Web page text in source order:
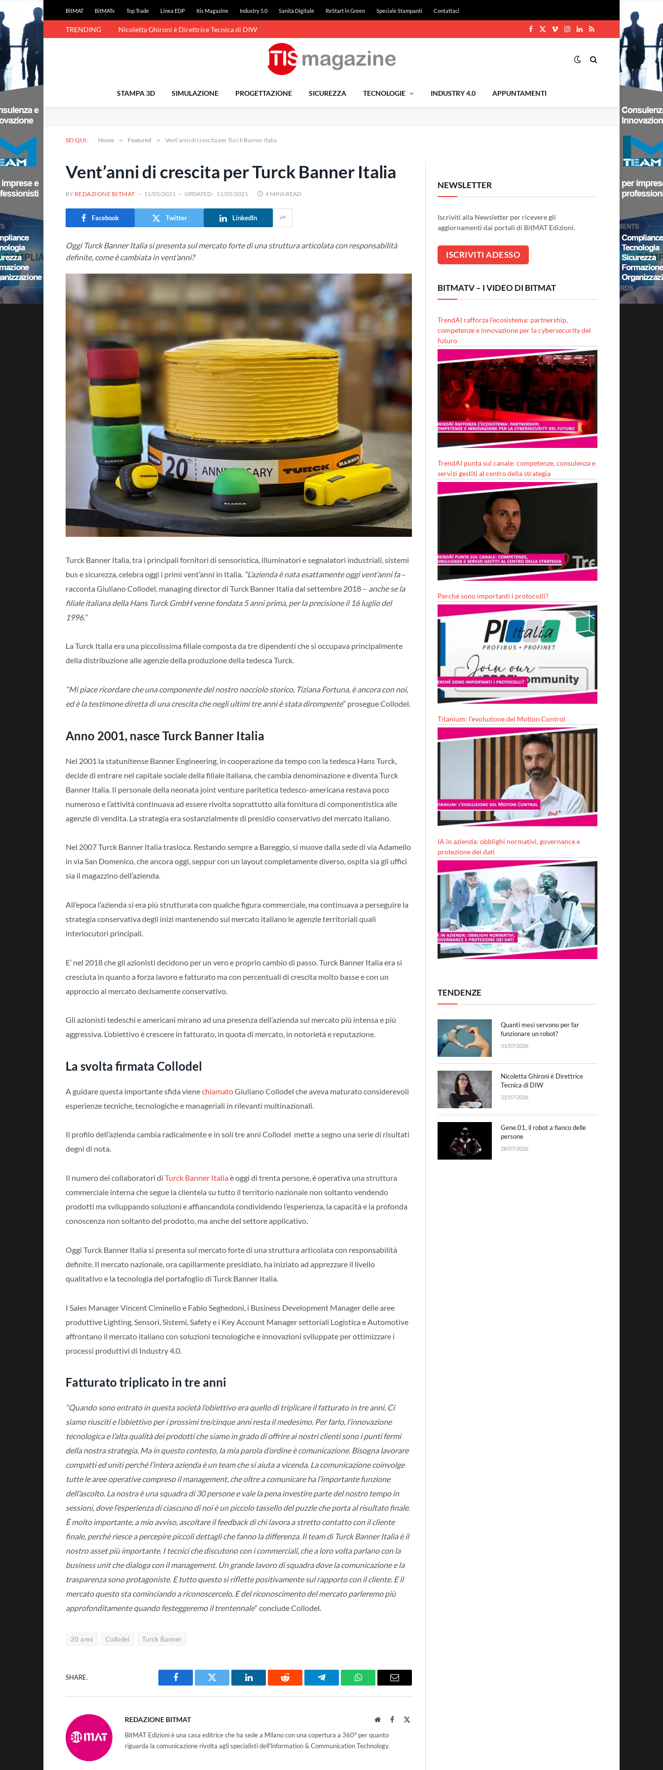
BitMAT BitMATv Top Trade Linea EDP Itis Magazine Industry 5.0 Sanità Digitale ReStart in Green Speciale Stampanti Contattaci
TRENDING Nicoletta Ghironi è Direttrice Tecnica di DIW
Facebook
X
VimeoInstagram
LinkedIn
RSS
STAMPA 3D SIMULAZIONE PROGETTAZIONE SICUREZZA TECNOLOGIE INDUSTRY 4.0 APPUNTAMENTI
SEI QUI: Home » Featured » Vent’anni di crescita per Turck Banner Italia
Vent’anni di crescita per Turck Banner Italia
BY REDAZIONE BITMAT 11/05/2021 UPDATED: 11/05/2021 4 MINS READ
Facebook Twitter LinkedIn
Oggi Turck Banner Italia si presenta sul mercato forte di una struttura articolata con responsabilità
definite, come è cambiata in vent’anni?
Turck Banner Italia, tra i principali fornitori di sensoristica, illuminatori e segnalatori industriali, sistemi
bus e sicurezza, celebra oggi i primi vent’anni in Italia. “L’azienda è nata esattamente oggi vent’anni fa–
racconta Giuliano Collodel, managing director di Turck Banner Italia dal settembre 2018 – anche se la
filiale italiana della Hans Turck GmbH venne fondata 5 anni prima, per la precisione il 16 luglio del
1996.”
La Turck Italia era una piccolissima filiale composta da tre dipendenti che si occupava principalmente
della distribuzione alle agenzie della produzione della tedesca Turck.
“Mi piace ricordare che una componente del nostro nocciolo storico, Tiziana Fortuna, è ancora con noi,
ed è la testimone diretta di una crescita che negli ultimi tre anni è stata dirompente” prosegue Collodel.
Anno 2001, nasce Turck Banner Italia
Nel 2001 la statunitense Banner Engineering, in cooperazione da tempo con la tedesca Hans Turck,
decide di entrare nel capitale sociale della filiale italiana, che cambia denominazione e diventa Turck
Banner Italia. Il personale della neonata joint venture paritetica tedesco-americana restava poco
numeroso e l’attività continuava ad essere rivolta soprattutto alla fornitura di componentistica alle
agenzie di vendita. La strategia era sostanzialmente di presidio conservativo del mercato italiano.
Nel 2007 Turck Banner Italia trasloca. Restando sempre a Bareggio, si muove dalla sede di via Adamello
in via San Domenico, che ancora oggi, seppur con un layout completamente diverso, ospita sia gli uffici
sia il magazzino dell’azienda.
All’epoca l’azienda si era più strutturata con qualche figura commerciale, ma continuava a perseguire la
strategia conservativa degli inizi mantenendo sul mercato italiano le agenzie territoriali quali
interlocutori principali.
E’ nel 2018 che gli azionisti decidono per un vero e proprio cambio di passo. Turck Banner Italia era si
cresciuta in quanto a forza lavoro e fatturato ma con percentuali di crescita molto basse e con un
approccio al mercato decisamente conservativo.
Gli azionisti tedeschi e americani mirano ad una presenza dell’azienda sul mercato più intensa e più
aggressiva. L’obiettivo è crescere in fatturato, in quota di mercato, in notorietà e reputazione.
La svolta firmata Collodel
A guidare questa importante sfida vienechiamatoGiuliano Collodel che aveva maturato considerevoli
esperienze tecniche, tecnologiche e manageriali in rilevanti multinazionali.
Il profilo dell’azienda cambia radicalmente e in soli tre anni Collodel mette a segno una serie di risultati
degni di nota.
Il numero dei collaboratori di Turck Banner Italiaè oggi di trenta persone, è operativa una struttura
commerciale interna che segue la clientela su tutto il territorio nazionale non soltanto vendendo
prodotti ma sviluppando soluzioni e affiancandola condividendo l’esperienza, la capacità e la profonda
conoscenza non soltanto del prodotto, ma anche del settore applicativo.
Oggi Turck Banner Italia si presenta sul mercato forte di una struttura articolata con responsabilità
definite. Il mercato nazionale, ora capillarmente presidiato, ha iniziato ad apprezzare il livello
qualitativo e la tecnologia del portafoglio di Turck Banner Italia.
I Sales Manager Vincent Ciminello e Fabio Seghedoni, i Business Development Manager delle aree
produttive Lighting, Sensori, Sistemi, Safety e i Key Account Manager settoriali Logistica e Automotive
affrontano il mercato italiano con soluzioni tecnologiche e innovazioni sviluppate per ottimizzare i
processi produttivi di Industry 4.0.
Fatturato triplicato in tre anni
“Quando sono entrato in questa società l’obiettivo era quello di triplicare il fatturato in tre anni. Ci
siamo riusciti e l’obiettivo per i prossimi tre/cinque anni resta il medesimo. Per farlo, l’innovazione
tecnologica e l’alta qualità dei prodotti che siamo in grado di offrire ai nostri clienti sono i punti fermi
della nostra strategia. Ma in questo contesto, la mia parola d’ordine è comunicazione. Bisogna lavorare
compatti ed uniti perché l’intera azienda è un team che si aiuta a vicenda. La comunicazione coinvolge
tutte le aree operative compreso il management, che oltre a comunicare ha l’importante funzione
dell’ascolto. La nostra è una squadra di 30 persone e vale la pena investire parte del nostro tempo in
sessioni, dove l’esperienza di ciascuno di noi è un piccolo tassello del puzzle che porta al risultato finale.
È molto importante, a mio avviso, ascoltare il feedback di chi lavora a stretto contatto con il cliente
finale, perché riesce a percepire piccoli dettagli che fanno la differenza. Il team di Turck Banner Italia è il
nostro asset più importante. I tecnici che discutono con i commerciali, che a loro volta parlano con la
business unit che dialoga con il management. Un grande lavoro di squadra dove la comunicazione e la
trasparenza sono protagoniste. E tutto questo si riflette positivamente sul rapporto con il cliente. E il
mercato questo sta cominciando a riconoscercelo. E del riconoscimento del mercato parleremo più
approfonditamente quando festeggeremo il trentennale” conclude Collodel.
20 anni Collodel Turck Banner
SHARE.
Facebook Twitter LinkedIn Reddit Telegram WhatsAppEmail
REDAZIONE BITMAT WebsiteFacebook
BitMAT Edizioni è una casa editrice che ha sede a Milano con una copertura a 360° per quanto
riguarda la comunicazione rivolta agli specialisti dell'lnformation & Communication Technology.
NEWSLETTER
Iscriviti alla Newsletter per ricevere gli
aggiornamenti dai portali di BitMAT Edizioni.
BITMATV – I VIDEO DI BITMAT
TrendAI rafforza l’ecosistema: partnership,
competenze e innovazione per la cybersecurity del
futuro
TrendAI punta sul canale: competenze, consulenza e
servizi gestiti al centro della strategia
Perché sono importanti i protocolli?
Titanium: l’evoluzione del Motion Control
IA in azienda: obblighi normativi, governance e
protezione dei dati
TENDENZE
Quanti mesi servono per far
funzionare un robot?
31/07/2026
Nicoletta Ghironi è Direttrice
Tecnica di DIW
31/07/2026
Gene.01, il robot a fianco delle
persone
28/07/2026